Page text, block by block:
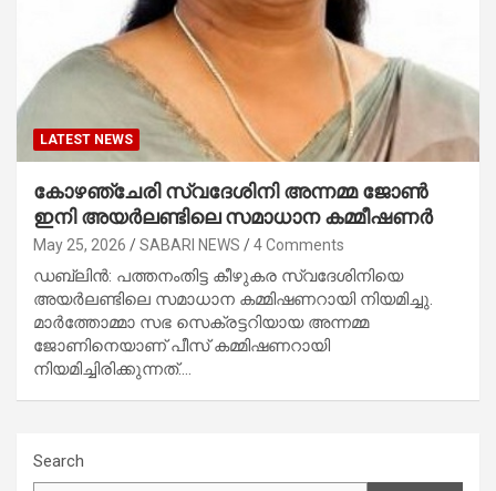
LATEST NEWS
കോഴഞ്ചേരി സ്വദേശിനി അന്നമ്മ ജോൺ
ഇനി അയര്‍ലണ്ടിലെ സമാധാന കമ്മീഷണർ
May 25, 2026 SABARI NEWS 4 Comments
ഡബ്ലിന്‍: പത്തനംതിട്ട കീഴുകര സ്വദേശിനിയെ
അയര്‍ലണ്ടിലെ സമാധാന കമ്മിഷണറായി നിയമിച്ചു.
മാര്‍ത്തോമ്മാ സഭ സെക്രട്ടറിയായ അന്നമ്മ
ജോണിനെയാണ് പീസ് കമ്മിഷണറായി
നിയമിച്ചിരിക്കുന്നത്.…
Search